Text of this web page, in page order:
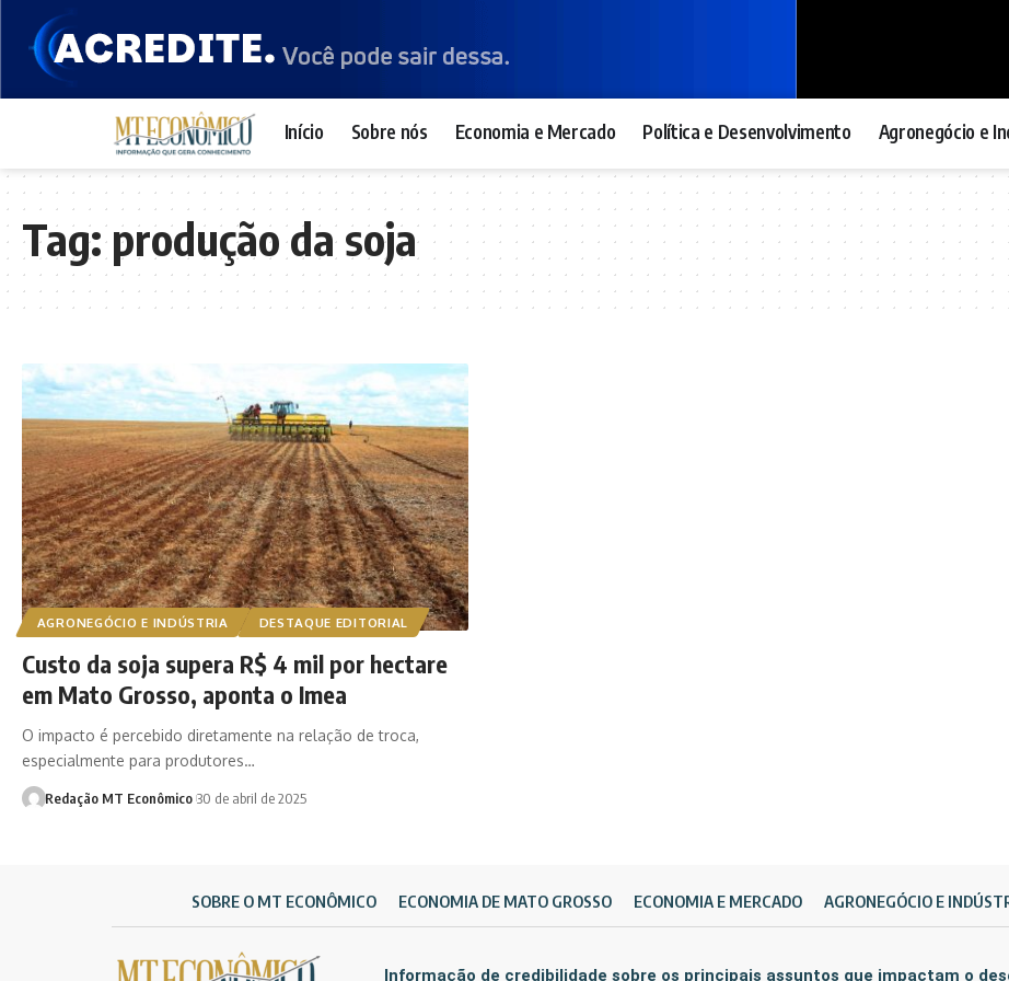
Início Sobre nós Economia e Mercado Política e Desenvolvimento Agronegócio e
Tag:produção da soja
AGRONEGÓCIO E INDÚSTRIA DESTAQUE EDITORIAL
Custo da soja supera R$ 4 mil por hectare
em Mato Grosso, aponta o Imea
O impacto é percebido diretamente na relação de troca,
especialmente para produtores…
Redação MT Econômico 30 de abril de 2025
SOBRE O MT ECONÔMICO ECONOMIA DE MATO GROSSO ECONOMIA E MERCADO AGRONEGÓCIO E
Informação de credibilidade sobre os principais assuntos que impactam o